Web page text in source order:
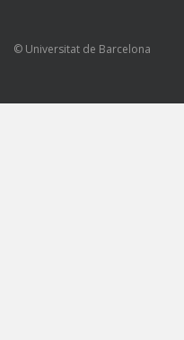
© Universitat de Barcelona